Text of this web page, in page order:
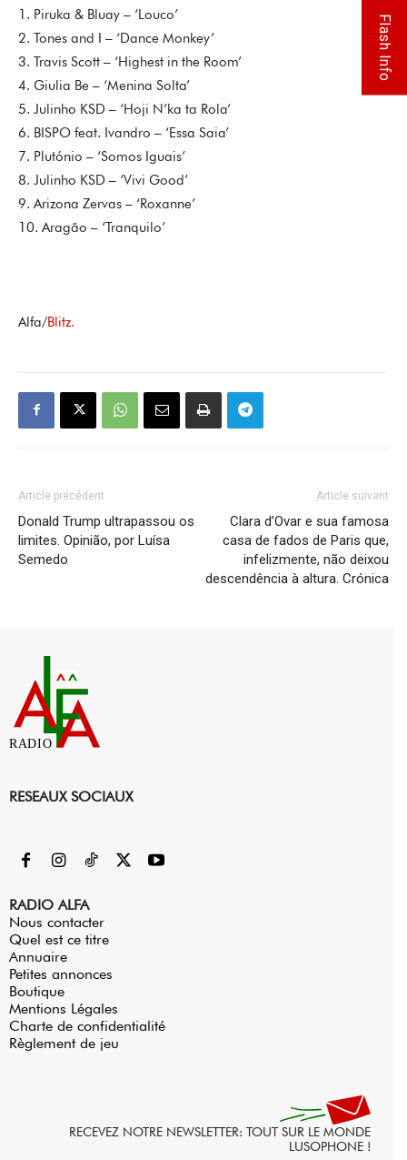
1. Piruka & Bluay – ‘Louco’
2. Tones and I – ‘Dance Monkey’
3. Travis Scott – ‘Highest in the Room’
4. Giulia Be – ‘Menina Solta’
5. Julinho KSD – ‘Hoji N’ka ta Rola’
6. BISPO feat. Ivandro – ‘Essa Saia’
7. Plutónio – ‘Somos Iguais’
8. Julinho KSD – ‘Vivi Good’
9. Arizona Zervas – ‘Roxanne’
10. Aragão – ‘Tranquilo’
Alfa/Blitz.
Article précédent
Donald Trump ultrapassou os
limites. Opinião, por Luísa
Semedo
Article suivant
Clara d’Ovar e sua famosa
casa de fados de Paris que,
infelizmente, não deixou
descendência à altura. Crónica
RADIO
RESEAUX SOCIAUX
RADIO ALFA
Nous contacter
Quel est ce titre
Annuaire
Petites annonces
Boutique
Mentions Légales
Charte de confidentialité
Règlement de jeu
RECEVEZ NOTRE NEWSLETTER: TOUT SUR LE MONDE
LUSOPHONE !
Flash Info